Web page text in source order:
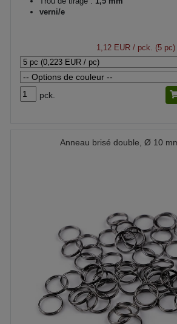
verni/e
1,12 EUR / pck. (5 pc)
pck.
Anneau brisé double, Ø 10